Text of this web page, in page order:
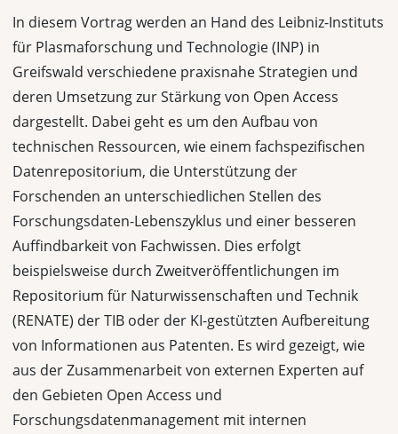
In diesem Vortrag werden an Hand des Leibniz-Instituts
für Plasmaforschung und Technologie (INP) in
Greifswald verschiedene praxisnahe Strategien und
deren Umsetzung zur Stärkung von Open Access
dargestellt. Dabei geht es um den Aufbau von
technischen Ressourcen, wie einem fachspezifischen
Datenrepositorium, die Unterstützung der
Forschenden an unterschiedlichen Stellen des
Forschungsdaten-Lebenszyklus und einer besseren
Auffindbarkeit von Fachwissen. Dies erfolgt
beispielsweise durch Zweitveröffentlichungen im
Repositorium für Naturwissenschaften und Technik
(RENATE) der TIB oder der KI-gestützten Aufbereitung
von Informationen aus Patenten. Es wird gezeigt, wie
aus der Zusammenarbeit von externen Experten auf
den Gebieten Open Access und
Forschungsdatenmanagement mit internen